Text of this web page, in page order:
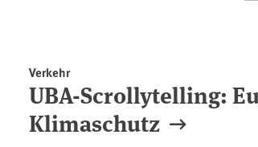
Verkehr
UBA-Scrollytelling:
Klimaschutz